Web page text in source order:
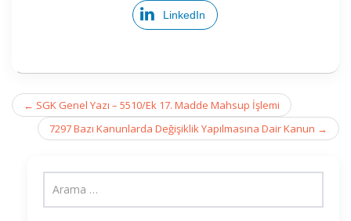
LinkedIn
Post
navigation
← SGK Genel Yazı – 5510/Ek 17. Madde Mahsup İşlemi
7297 Bazı Kanunlarda Değişiklik Yapılmasına Dair Kanun →